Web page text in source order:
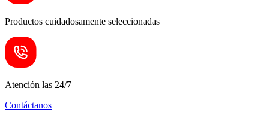
Productos cuidadosamente seleccionadas
Atención las 24/7
Contáctanos